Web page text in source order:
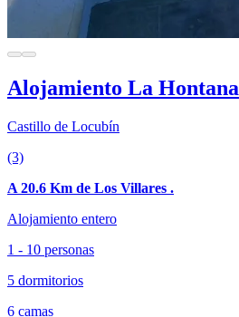
Alojamiento La Hontana
Castillo de Locubín
(3)
A 20.6 Km de Los Villares .
Alojamiento entero
1 - 10 personas
5 dormitorios
6 camas